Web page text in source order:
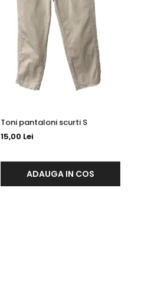
Toni pantaloni scurti S
15,00 Lei
ADAUGA IN COS